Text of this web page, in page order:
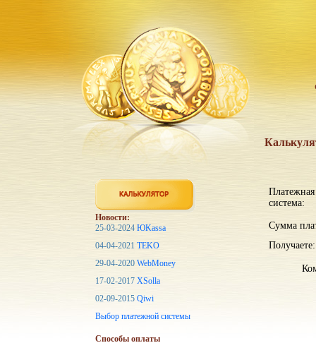
Платежная
система:
Сумма
Получаете:
Новости:
25-03-2024 ЮKassa
04-04-2021 TEKO
29-04-2020 WebMoney
17-02-2017 XSolla
02-09-2015 Qiwi
Выбор платежной системы
Способы оплаты